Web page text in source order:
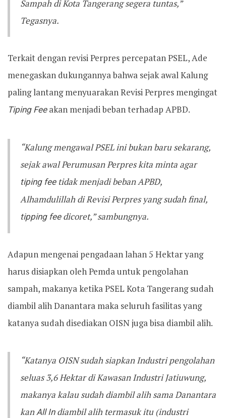
Sampah di Kota Tangerang segera tuntas,”
Tegasnya.
Terkait dengan revisi Perpres percepatan PSEL, Ade
menegaskan dukungannya bahwa sejak awal Kalung
paling lantang menyuarakan Revisi Perpres mengingat
Tiping Feeakan menjadi beban terhadap APBD.
“Kalung mengawal PSEL ini bukan baru sekarang,
sejak awal Perumusan Perpres kita minta agar
tiping feetidak menjadi beban APBD,
Alhamdulillah di Revisi Perpres yang sudah final,
tipping feedicoret,” sambungnya.
Adapun mengenai pengadaan lahan 5 Hektar yang
harus disiapkan oleh Pemda untuk pengolahan
sampah, makanya ketika PSEL Kota Tangerang sudah
diambil alih Danantara maka seluruh fasilitas yang
katanya sudah disediakan OISN juga bisa diambil alih.
“Katanya OISN sudah siapkan Industri pengolahan
seluas 3,6 Hektar di Kawasan Industri Jatiuwung,
makanya kalau sudah diambil alih sama Danantara
kanAll Indiambil alih termasuk itu (industri